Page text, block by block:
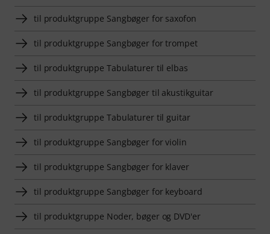
til produktgruppe Sangbøger for saxofon
til produktgruppe Sangbøger for trompet
til produktgruppe Tabulaturer til elbas
til produktgruppe Sangbøger til akustikguitar
til produktgruppe Tabulaturer til guitar
til produktgruppe Sangbøger for violin
til produktgruppe Sangbøger for klaver
til produktgruppe Sangbøger for keyboard
til produktgruppe Noder, bøger og DVD'er